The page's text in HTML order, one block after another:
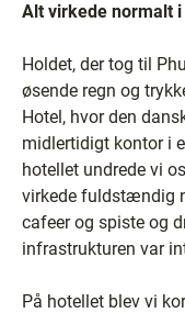
Alt virkede normalt
Holdet, der tog til
øsende regn og
Hotel, hvor den
midlertidigt kontor i
hotellet undrede vi
virkede fuldstændig
cafeer og spiste og
infrastrukturen var
På hotellet blev vi